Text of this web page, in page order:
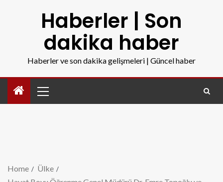
Haberler | Son
dakika haber
Haberler ve son dakika gelişmeleri | Güncel haber
Home
Ülke